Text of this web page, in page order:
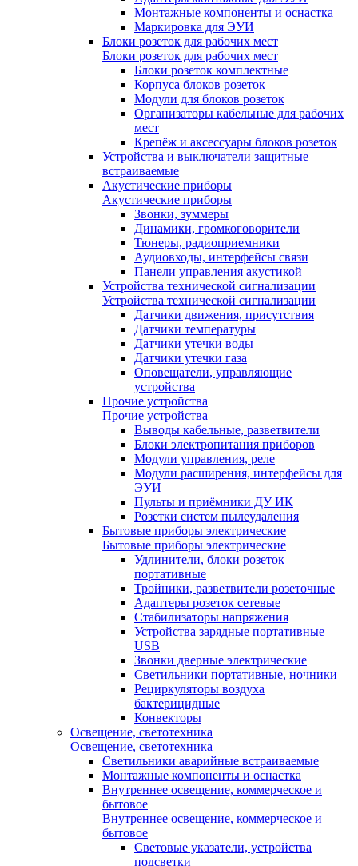
Монтажные компоненты и оснастка
Маркировка для ЭУИ
Блоки розеток для рабочих мест
Блоки розеток для рабочих мест
Блоки розеток комплектные
Корпуса блоков розеток
Модули для блоков розеток
Организаторы кабельные для рабочих
мест
Крепёж и аксессуары блоков розеток
Устройства и выключатели защитные
встраиваемые
Акустические приборы
Акустические приборы
Звонки, зуммеры
Динамики, громкоговорители
Тюнеры, радиоприемники
Аудиовходы, интерфейсы связи
Панели управления акустикой
Устройства технической сигнализации
Устройства технической сигнализации
Датчики движения, присутствия
Датчики температуры
Датчики утечки воды
Датчики утечки газа
Оповещатели, управляющие
устройства
Прочие устройства
Прочие устройства
Выводы кабельные, разветвители
Блоки электропитания приборов
Модули управления, реле
Модули расширения, интерфейсы для
ЭУИ
Пульты и приёмники ДУ ИК
Розетки систем пылеудаления
Бытовые приборы электрические
Бытовые приборы электрические
Удлинители, блоки розеток
портативные
Тройники, разветвители розеточные
Адаптеры розеток сетевые
Стабилизаторы напряжения
Устройства зарядные портативные
USB
Звонки дверные электрические
Светильники портативные, ночники
Рециркуляторы воздуха
бактерицидные
Конвекторы
Освещение, светотехника
Освещение, светотехника
Светильники аварийные встраиваемые
Монтажные компоненты и оснастка
Внутреннее освещение, коммерческое и
бытовое
Внутреннее освещение, коммерческое и
бытовое
Световые указатели, устройства
подсветки